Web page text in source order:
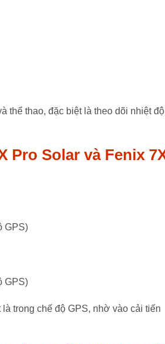
thể thao, đặc biệt là theo dõi nhiệt
Pro Solar và Fenix
GPS)
GPS)
trong chế độ GPS, nhờ vào cải tiến